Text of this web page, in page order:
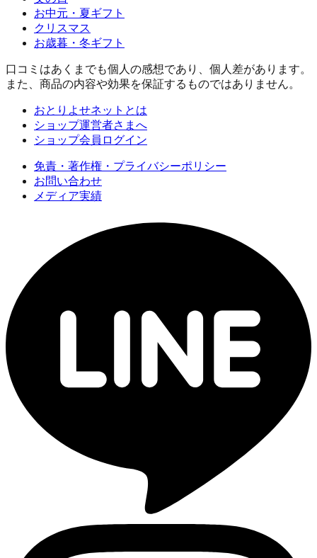
お中元・夏ギフト
クリスマス
お歳暮・冬ギフト
口コミはあくまでも個人の感想であり、個人差があります。
また、商品の内容や効果を保証するものではありません。
おとりよせネットとは
ショップ運営者さまへ
ショップ会員ログイン
免責・著作権・プライバシーポリシー
お問い合わせ
メディア実績